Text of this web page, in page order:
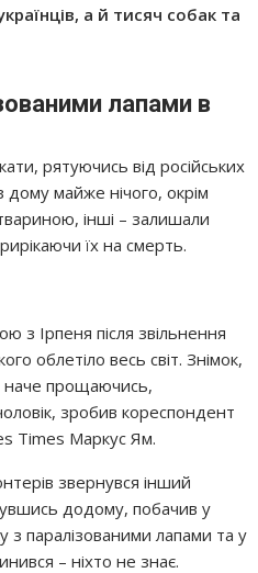
а й тисяч собак та
лапами в
рятуючись від російських
майже нічого, окрім
інші – залишали
їх на смерть.
з Ірпеня після звільнення
облетіло весь світ. Знімок,
наче прощаючись,
зробив кореспондент
Times Маркус Ям.
звернувся інший
додому, побачив у
з паралізованими лапами та у
– ніхто не знає.